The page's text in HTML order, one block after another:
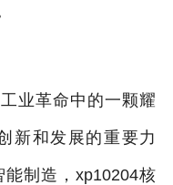
业革命中的一颗耀
新和发展的重要力
制造，xp10204核